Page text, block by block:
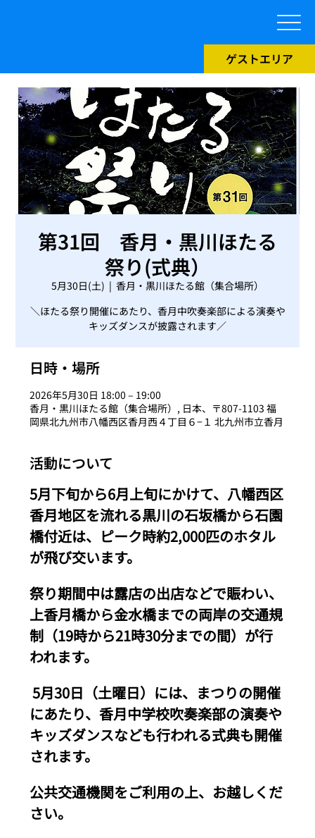
ゲストエリア
第31回 香月・黒川ほたる
祭り(式典）
5月30日(土)
  |
香月・黒川ほたる館（集合場所）
＼ほたる祭り開催にあたり、香月中吹奏楽部による演奏や
キッズダンスが披露されます／
日時・場所
2026年5月30日 18:00 – 19:00
香月・黒川ほたる館（集合場所）, 日本、〒807-1103 福
岡県北九州市八幡西区香月西４丁目６−１ 北九州市立香月
活動について
5月下旬から6月上旬にかけて、八幡西区
香月地区を流れる黒川の石坂橋から石園
橋付近は、ピーク時約2,000匹のホタル
が飛び交います。
祭り期間中は露店の出店などで賑わい、
上香月橋から金水橋までの両岸の交通規
制（19時から21時30分までの間）が行
われます。
5月30日（土曜日）には、まつりの開催
にあたり、香月中学校吹奏楽部の演奏や
キッズダンスなども行われる式典も開催
されます。
公共交通機関をご利用の上、お越しくだ
さい。